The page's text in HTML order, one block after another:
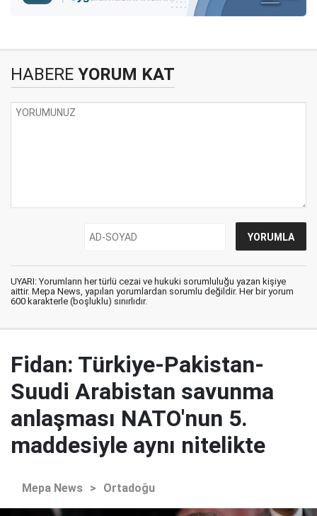
HABERE YORUM KAT
UYARI: Yorumların her türlü cezai ve hukuki sorumluluğu yazan kişiye
aittir. Mepa News, yapılan yorumlardan sorumlu değildir. Her bir yorum
600 karakterle (boşluklu) sınırlıdır.
Fidan: Türkiye-Pakistan-
Suudi Arabistan savunma
anlaşması NATO'nun 5.
maddesiyle aynı nitelikte
Mepa News > Ortadoğu